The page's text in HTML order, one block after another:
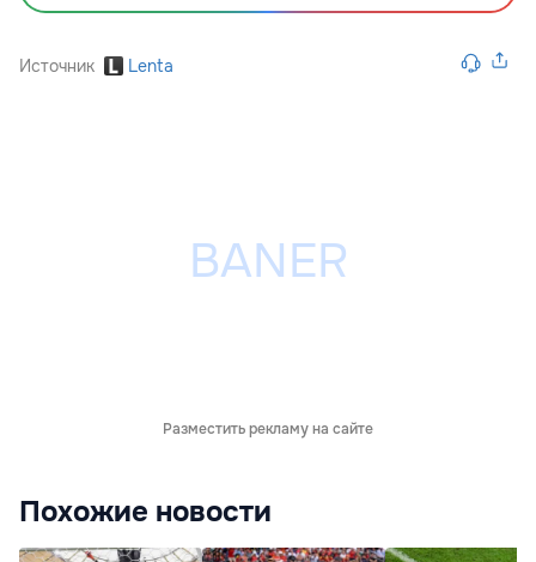
Источник Lenta
Разместить рекламу на сайте
Похожие новости